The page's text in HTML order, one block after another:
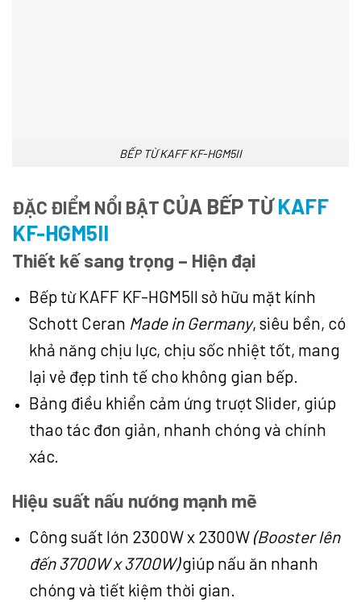
BẾP TỪ KAFF KF-HGM5II
ĐẶC ĐIỂM NỔI BẬT CỦA BẾP TỪKAFF
KF-HGM5II
Thiết kế sang trọng – Hiện đại
Bếp từ KAFF KF-HGM5II sở hữu mặt kính
Schott Ceran Made in Germany, siêu bền, có
khả năng chịu lực, chịu sốc nhiệt tốt, mang
lại vẻ đẹp tinh tế cho không gian bếp.
Bảng điều khiển cảm ứng trượt Slider, giúp
thao tác đơn giản, nhanh chóng và chính
xác.
Hiệu suất nấu nướng mạnh mẽ
Công suất lớn 2300W x 2300W (Booster lên
đến 3700W x 3700W)giúp nấu ăn nhanh
chóng và tiết kiệm thời gian.